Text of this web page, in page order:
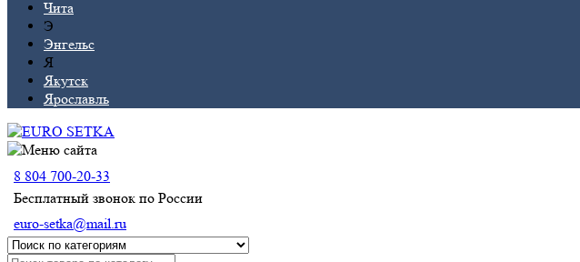
Чита
Э
Энгельс
Я
Якутск
Ярославль
8 804 700-20-33
Бесплатный звонок по России
euro-setka@mail.ru